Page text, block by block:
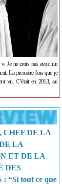
». Je ne crois pas avoir un
La première fois que je
vu. C’était en 2013, au
CHEF DE LA
LA
ET DE LA
DES
“Si tout ce que